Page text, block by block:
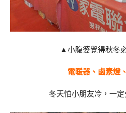
▲小腹婆覺得秋冬
電暖器、鹵素燈
冬天怕小朋友冷，一